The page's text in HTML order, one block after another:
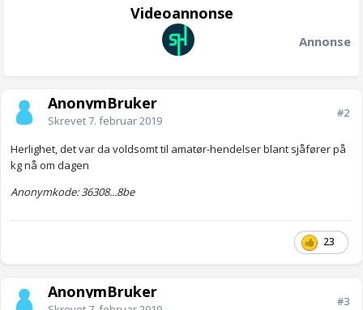
Videoannonse
Annonse
AnonymBruker
Skrevet7. februar 2019
#2
Herlighet, det var da voldsomt til amatør-hendelser blant sjåfører på
kg nå om dagen
Anonymkode: 36308...8be
23
AnonymBruker #3